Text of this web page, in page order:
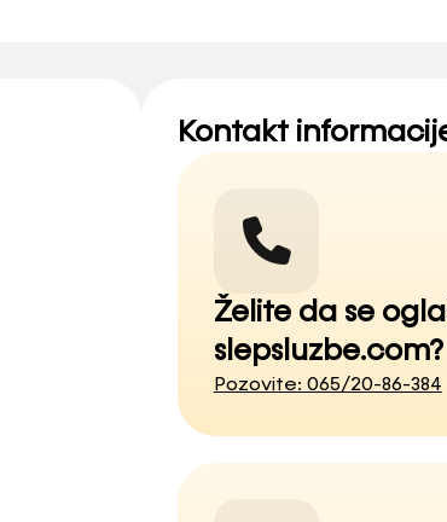
Kontakt
Želite da se
slepsluzbe.com?
Pozovite: 065/20-86-384